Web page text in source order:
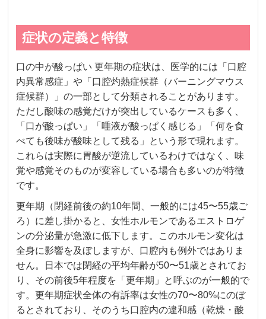
症状の定義と特徴
口の中が酸っぱい 更年期の症状は、医学的には「口腔
内異常感症」や「口腔灼熱症候群（バーニングマウス
症候群）」の一部として分類されることがあります。
ただし酸味の感覚だけが突出しているケースも多く、
「口が酸っぱい」「唾液が酸っぱく感じる」「何を食
べても後味が酸味として残る」という形で現れます。
これらは実際に胃酸が逆流しているわけではなく、味
覚や感覚そのものが変容している場合も多いのが特徴
です。
更年期（閉経前後の約10年間、一般的には45〜55歳ご
ろ）に差し掛かると、女性ホルモンであるエストロゲ
ンの分泌量が急激に低下します。このホルモン変化は
全身に影響を及ぼしますが、口腔内も例外ではありま
せん。日本では閉経の平均年齢が50〜51歳とされてお
り、その前後5年程度を「更年期」と呼ぶのが一般的で
す。更年期症状全体の有訴率は女性の70〜80%にのぼ
るとされており、そのうち口腔内の違和感（乾燥・酸